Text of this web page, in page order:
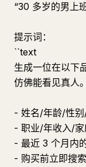
“30 多岁的男上
提示词：
``text
生成一位在以下
仿佛能看见真人。
- 姓名/年龄/性
- 职业/年收入/
- 最近 3 个月内
- 购买前立即搜